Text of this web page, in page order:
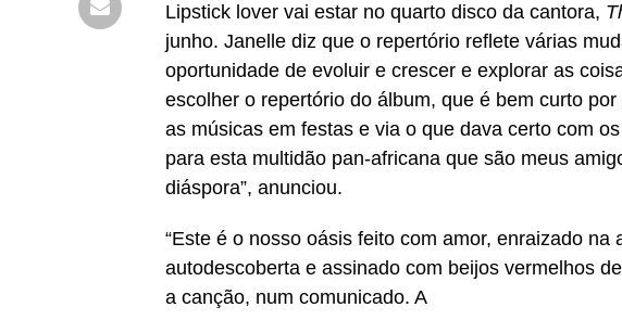
Lipstick lover vai estar no quarto disco da cantora,
junho. Janelle diz que o repertório reflete várias
oportunidade de evoluir e crescer e explorar as
escolher o repertório do álbum, que é bem curto
as músicas em festas e via o que dava certo com
para esta multidão pan-africana que são meus
diáspora”, anunciou.
“Este é o nosso oásis feito com amor, enraizado na
autodescoberta e assinado com beijos vermelhos
a canção, num comunicado. A